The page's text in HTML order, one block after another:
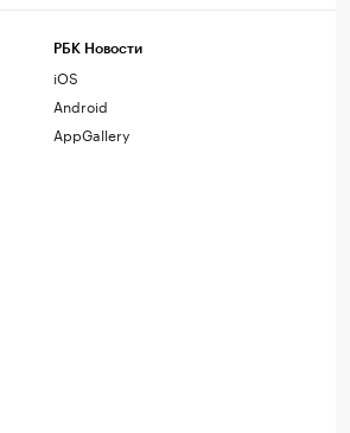
РБК Новости
iOS
Android
AppGallery